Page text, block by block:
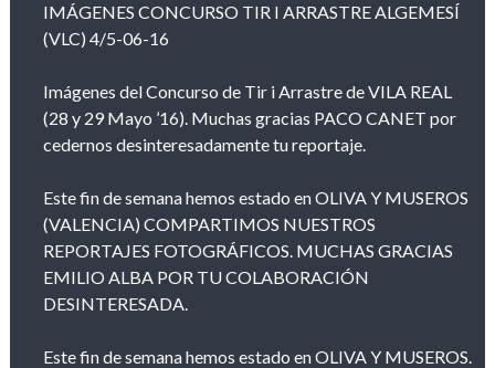
IMÁGENES CONCURSO TIR I ARRASTRE ALGEMESÍ
(VLC) 4/5-06-16
Imágenes del Concurso de Tir i Arrastre de VILA REAL
(28 y 29 Mayo ’16). Muchas gracias PACO CANET por
cedernos desinteresadamente tu reportaje.
Este fin de semana hemos estado en OLIVA Y MUSEROS
(VALENCIA) COMPARTIMOS NUESTROS
REPORTAJES FOTOGRÁFICOS. MUCHAS GRACIAS
EMILIO ALBA POR TU COLABORACIÓN
DESINTERESADA.
Este fin de semana hemos estado en OLIVA Y MUSEROS.